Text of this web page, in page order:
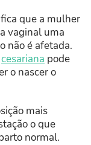
que a mulher
vaginal uma
não é afetada.
cesariana pode
o nascer o
mais
o que
normal.